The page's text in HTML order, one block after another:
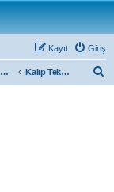
Giriş
Kayıt
Mekanik Forum Kalıp Teknolojileri